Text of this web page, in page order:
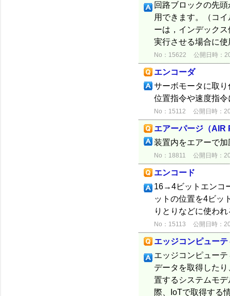
回路ブロックの先
用できます。（コ
ーは，インデック
実行させる場合に
No：15622 公開日時：
エンコーダ
サーボモータに取
位置指令や速度指
No：15112 公開日時：
エアーパージ（AIR
装置内をエアーで
No：18811 公開日時：
エンコード
16→4ビットエンコ
ットの位置を4ビッ
りとりなどに使わ
No：15113 公開日時：
エッジコンピューテ
エッジコンピュー
データを取得した
置するシステムモ
際、IoTで取得する